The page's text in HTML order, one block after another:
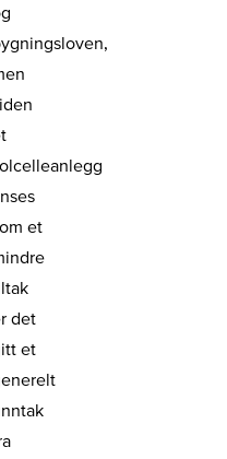
et
det
et